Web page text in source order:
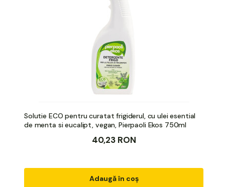
Solutie ECO pentru curatat frigiderul, cu ulei esential
de menta si eucalipt, vegan, Pierpaoli Ekos 750ml
40,23 RON
Adaugă în coș